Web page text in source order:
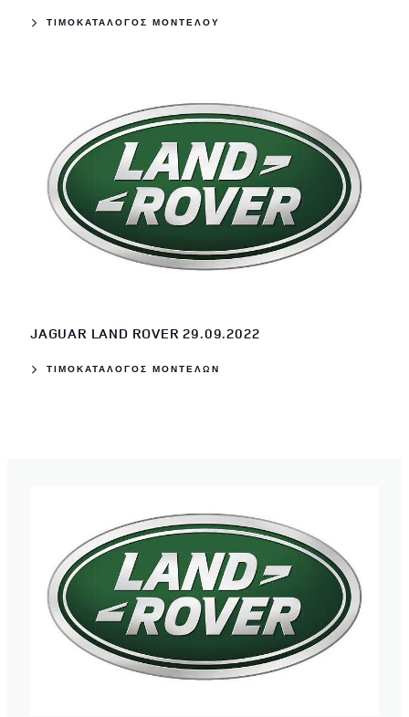
ΤΙΜΟΚΑΤΑΛΟΓΟΣ ΜΟΝΤΕΛΟΥ
JAGUAR LAND ROVER 29.09.2022
ΤΙΜΟΚΑΤΑΛΟΓΟΣ ΜΟΝΤΕΛΩΝ